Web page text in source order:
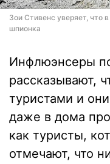
Зои Стивенс уверяет, что
шпионка
Инфлюэнсеры
рассказывают,
туристами и
даже в дома
как туристы,
отмечают, что